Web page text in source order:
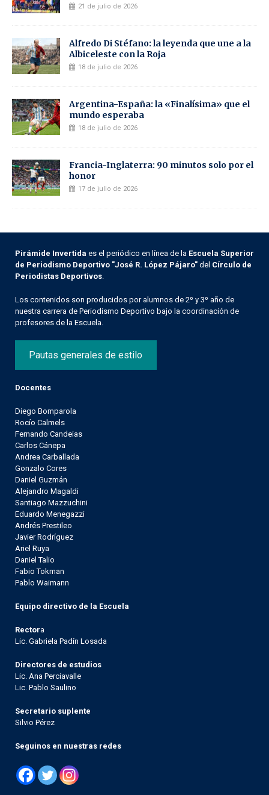
21 de julio de 2026
Alfredo Di Stéfano: la leyenda que une a la
Albiceleste con la Roja
18 de julio de 2026
Argentina-España: la «Finalísima» que el
mundo esperaba
18 de julio de 2026
Francia-Inglaterra: 90 minutos solo por el
honor
17 de julio de 2026
Pirámide Invertida es el periódico en línea de la Escuela Superior
de Periodismo Deportivo "José R. López Pájaro" del Círculo de
Periodistas Deportivos.
Los contenidos son producidos por alumnos de 2º y 3º año de
nuestra carrera de Periodismo Deportivo bajo la coordinación de
profesores de la Escuela.
Pautas generales de estilo
Docentes
Diego Bomparola
Rocío Calmels
Fernando Candeias
Carlos Cánepa
Andrea Carballada
Gonzalo Cores
Daniel Guzmán
Alejandro Magaldi
Santiago Mazzuchini
Eduardo Menegazzi
Andrés Prestileo
Javier Rodríguez
Ariel Ruya
Daniel Talio
Fabio Tokman
Pablo Waimann
Equipo directivo de la Escuela
Rectora
Lic. Gabriela Padín Losada
Directores de estudios
Lic. Ana Perciavalle
Lic. Pablo Saulino
Secretario suplente
Silvio Pérez
Seguinos en nuestras redes